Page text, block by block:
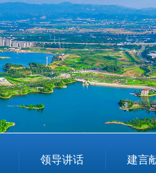
领导讲话 建言